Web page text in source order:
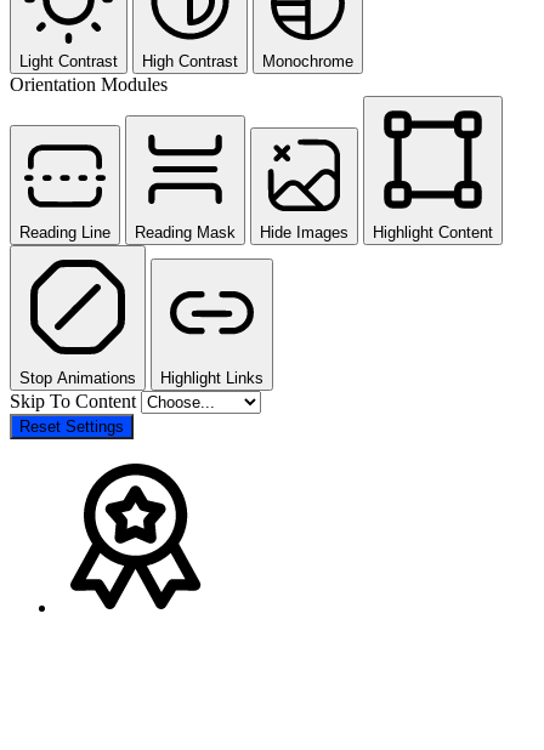
Light Contrast High Contrast Monochrome
Orientation Modules
Reading Line Reading Mask Hide Images Highlight Content
Stop Animations Highlight Links
Skip To Content
Reset Settings